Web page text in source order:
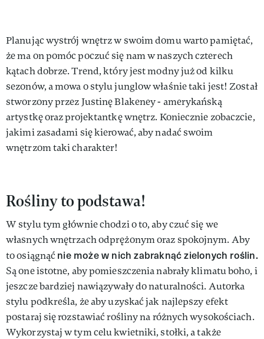
Planując wystrój wnętrz w swoim domu warto pamiętać,
że ma on pomóc poczuć się nam w naszych czterech
kątach dobrze. Trend, który jest modny już od kilku
sezonów, a mowa o stylu junglow właśnie taki jest! Został
stworzony przez Justinę Blakeney - amerykańską
artystkę oraz projektantkę wnętrz. Koniecznie zobaczcie,
jakimi zasadami się kierować, aby nadać swoim
wnętrzom taki charakter!
Rośliny to podstawa!
W stylu tym głównie chodzi o to, aby czuć się we
własnych wnętrzach odprężonym oraz spokojnym. Aby
to osiągnąćnie może w nich zabraknąć zielonych roślin.
Są one istotne, aby pomieszczenia nabrały klimatu boho, i
jeszcze bardziej nawiązywały do naturalności. Autorka
stylu podkreśla, że aby uzyskać jak najlepszy efekt
postaraj się rozstawiać rośliny na różnych wysokościach.
Wykorzystaj w tym celu kwietniki, stołki, a także